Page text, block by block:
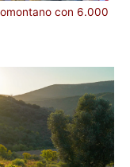
con 6.000